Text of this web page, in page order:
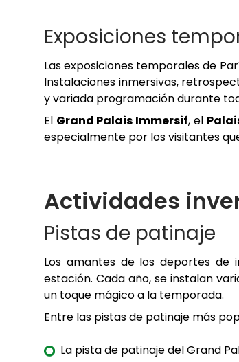
Exposiciones
Las exposiciones temporales de
Instalaciones inmersivas,
y variada programación durante
El Grand Palais Immersif, el
especialmente por los visitantes
Actividades
Pistas de patinaje
Los amantes de los deportes
estación. Cada año, se instalan
un toque mágico a la temporada.
Entre las pistas de patinaje más
La pista de patinaje del Grand